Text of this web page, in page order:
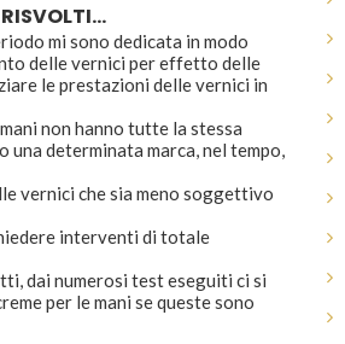
RISVOLTI…
mi sono dedicata in modo
delle vernici per effetto delle
le prestazioni delle vernici in
non hanno tutte la stessa
una determinata marca, nel tempo,
vernici che sia meno soggettivo
interventi di totale
dai numerosi test eseguiti ci si
per le mani se queste sono